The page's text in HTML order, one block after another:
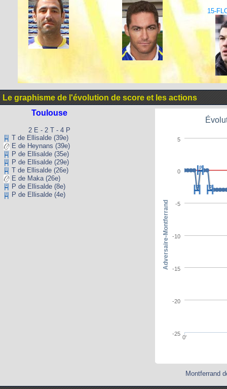
15-
Le graphisme de l'évolution de score et les actions
Toulouse
2 E - 2 T - 4 P
T de Ellisalde (39e)
E de Heynans (39e)
P de Ellisalde (35e)
P de Ellisalde (29e)
T de Ellisalde (26e)
E de Maka (26e)
P de Ellisalde (8e)
P de Ellisalde (4e)
0'
-20
-10
0
-25
-15
-5
5
Adversaire-Montferrand
Montferrand